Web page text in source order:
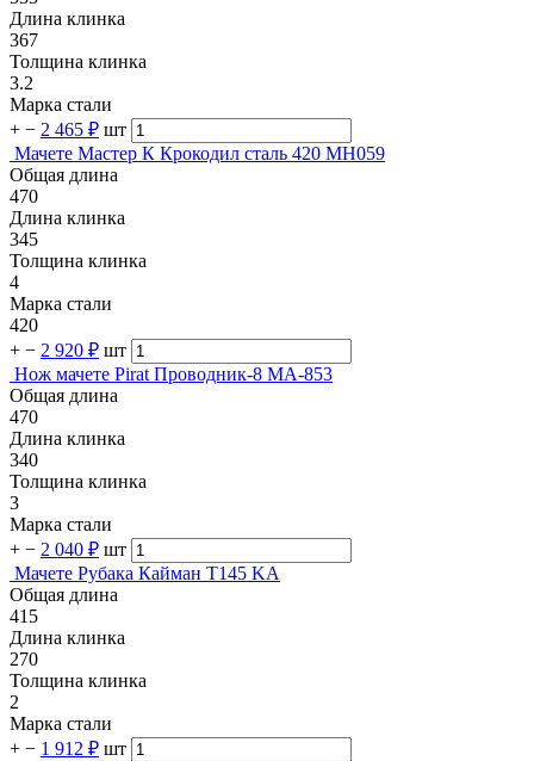
Длина клинка
367
Толщина клинка
3.2
Марка стали
+ − 2 465 ₽ шт
Мачете Мастер К Крокодил сталь 420 MH059
Общая длина
470
Длина клинка
345
Толщина клинка
4
Марка стали
420
+ − 2 920 ₽ шт
Нож мачете Pirat Проводник-8 МА-853
Общая длина
470
Длина клинка
340
Толщина клинка
3
Марка стали
+ − 2 040 ₽ шт
Мачете Рубака Кайман T145 KA
Общая длина
415
Длина клинка
270
Толщина клинка
2
Марка стали
+ − 1 912 ₽ шт